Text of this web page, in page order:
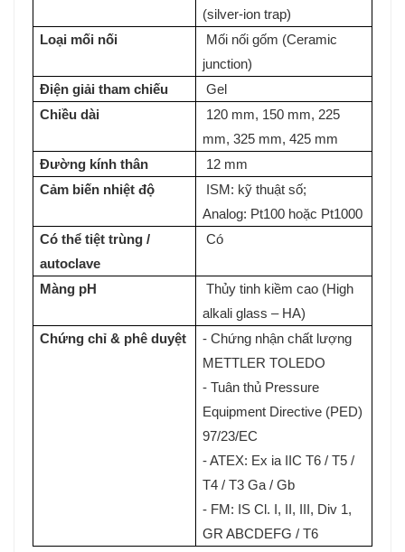
(silver-ion trap)
Loại mối nối
Mối nối gốm (Ceramic
junction)
Điện giải tham chiếu
Gel
Chiều dài
120 mm, 150 mm, 225
mm, 325 mm, 425 mm
Đường kính thân
12 mm
Cảm biến nhiệt độ
ISM: kỹ thuật số;
Analog: Pt100 hoặc Pt1000
Có thể tiệt trùng /
autoclave
Có
Màng pH
Thủy tinh kiềm cao (High
alkali glass – HA)
Chứng chỉ & phê duyệt
- Chứng nhận chất lượng
METTLER TOLEDO
- Tuân thủ Pressure
Equipment Directive (PED)
97/23/EC
- ATEX: Ex ia IIC T6 / T5 /
T4 / T3 Ga / Gb
- FM: IS Cl. I, II, III, Div 1,
GR ABCDEFG / T6